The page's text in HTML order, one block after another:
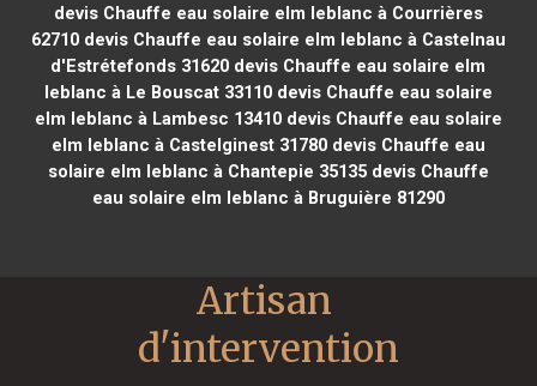
devis Chauffe eau solaire elm leblanc à Courrières
62710devis Chauffe eau solaire elm leblanc à Castelnau
d'Estrétefonds 31620 devis Chauffe eau solaire elm
leblanc à Le Bouscat 33110devis Chauffe eau solaire
elm leblanc à Lambesc 13410devis Chauffe eau solaire
elm leblanc à Castelginest 31780devis Chauffe eau
solaire elm leblanc à Chantepie 35135devis Chauffe
eau solaire elm leblanc à Bruguière 81290
Artisan
d'intervention